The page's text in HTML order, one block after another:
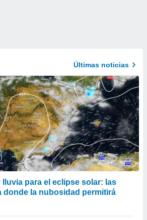
Últimas noticias
lluvia para el eclipse solar: las
donde la nubosidad permitirá